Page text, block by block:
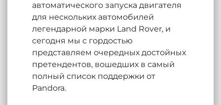
автоматического запуска двигателя
для нескольких автомобилей
легендарной марки Land Rover, и
сегодня мы с гордостью
представляем очередных достойных
претендентов, вошедших в самый
полный список поддержки от
Pandora.